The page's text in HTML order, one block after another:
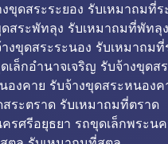
ขุดสระระยอง รับเหมาถมที่ร
สระพัทลุง รับเหมาถมที่พัทลุง
งขุดสระระนอง รับเหมาถมที่
ล็กอำนาจเจริญ รับจ้างขุด
งคาย รับจ้างขุดสระหนอง
ระตราด รับเหมาถมที่ตราด
ศรีอยุธยา รถขุดเล็กพระ